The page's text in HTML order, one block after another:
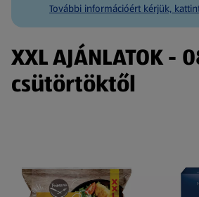
További információért kérjük,
XXL AJÁNLATOK -
csütörtöktől